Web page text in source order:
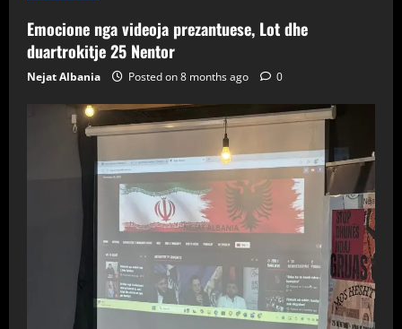
Emocione nga videoja prezantuese, Lot dhe
duartrokitje 25 Nentor
Nejat Albania Posted on 8 months ago 0